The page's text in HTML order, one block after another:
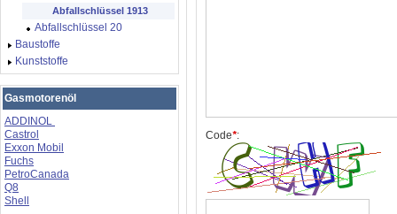
Code*:
Abfallschlüssel 1913
Abfallschlüssel 20
Baustoffe
Kunststoffe
Gasmotorenöl
ADDINOL
Castrol
Exxon Mobil
Fuchs
PetroCanada
Q8
Shell